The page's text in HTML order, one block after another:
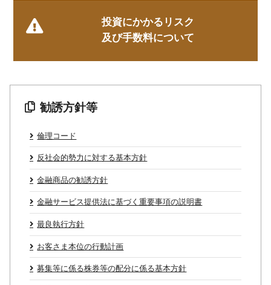
投資にかかるリスク
及び手数料について
勧誘方針等
倫理コード
反社会的勢力に対する基本方針
金融商品の勧誘方針
金融サービス提供法に基づく重要事項の説明書
最良執行方針
お客さま本位の行動計画
募集等に係る株券等の配分に係る基本方針